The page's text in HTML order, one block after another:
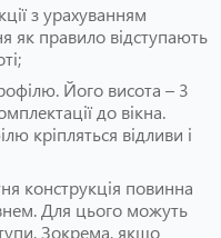
з урахуванням
як правило відступають
Його висота – 3
до вікна.
кріпляться відливи і
конструкція повинна
Для цього можуть
Зокрема, якщо